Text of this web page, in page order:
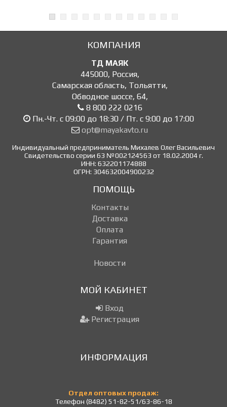
КОМПАНИЯ
ТД МАЯК
445000, Россия,
Самарская область, Тольятти,
Обводное шоссе, 64,
8 800 222 0216
Пн.-Чт. с 09:00 до 18:30 / Пт. с 9:00 до 17:00
opt@mayakavto.ru
Индивидуальный предприниматель Михалев Олег Васильевич
Свидетельство серии 63 №002124563 от 18.02.2004 г.
ИНН: 632201174888
ОГРН: 304632004900232
ПОМОЩЬ
Контакты
Доставка
Оплата
Гарантия
Новости
МОЙ КАБИНЕТ
Вход
Регистрация
ИНФОРМАЦИЯ
Отдел оптовых продаж:
Телефон (8482) 51-82-51/63-86-18